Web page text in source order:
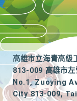
高雄市立海青高級
813-009 高雄市左
No.1, Zuoying
City 813-009,